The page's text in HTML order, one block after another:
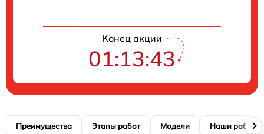
Конец акции
01:13:42
Преимущества Этапы работ Модели Наши работы